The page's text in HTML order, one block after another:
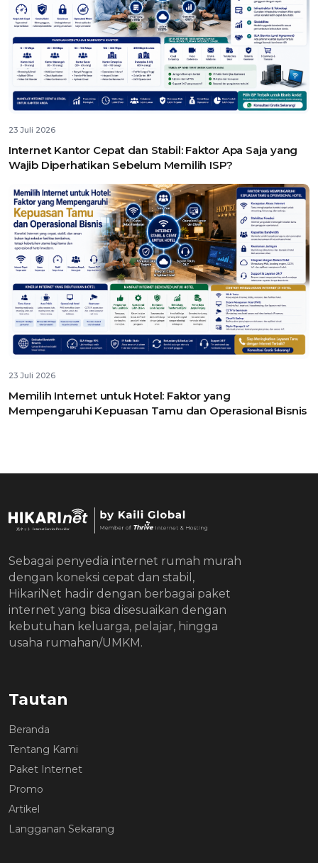
23 Juli 2026
Internet Kantor Cepat dan Stabil: Faktor Apa Saja yang
Wajib Diperhatikan Sebelum Memilih ISP?
23 Juli 2026
Memilih Internet untuk Hotel: Faktor yang
Mempengaruhi Kepuasan Tamu dan Operasional Bisnis
Sebagai penyedia internet rumah murah
dengan koneksi cepat dan stabil,
HikariNet hadir dengan berbagai paket
internet yang bisa disesuaikan dengan
kebutuhan keluarga, pelajar, hingga
usaha rumahan/UMKM.
Tautan
Beranda
Tentang Kami
Paket Internet
Promo
Artikel
Langganan Sekarang